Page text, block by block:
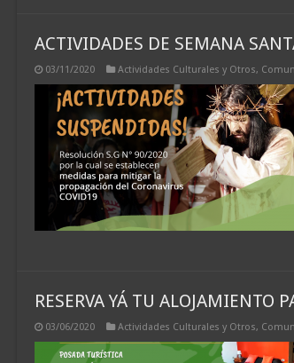
ACTIVIDADES DE SEMANA
03/11/2020 Actividades Culturales y Otros,
RESERVA YÁ TU ALOJAMIENTO
03/06/2020 Actividades Culturales y Otros,